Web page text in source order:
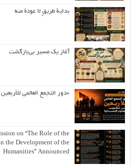
بداية طريقٍ لا عودة منه
آغاز یک مسیر بی‌بازگشت
«دور التجمع العالمي
on “The Role of the
the Development of the
Humanities” Announced